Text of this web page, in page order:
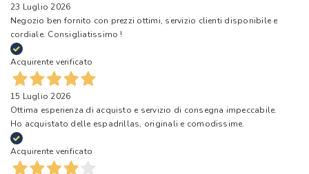
23 Luglio 2026
Negozio ben fornito con prezzi ottimi, servizio clienti disponibile e
cordiale. Consigliatissimo !
Acquirente verificato
15 Luglio 2026
Ottima esperienza di acquisto e servizio di consegna impeccabile.
Ho acquistato delle espadrillas, originali e comodissime.
Acquirente verificato